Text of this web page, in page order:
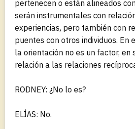
pertenecen o están alineados
serán instrumentales con
experiencias, pero también con
puentes con otros individuos. En
la orientación no es un factor, en
relación a las relaciones
RODNEY: ¿No lo es?
ELÍAS: No.